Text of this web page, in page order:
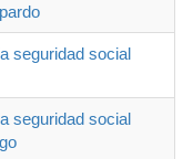
seguridad social
seguridad social